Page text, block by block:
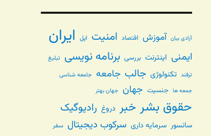
آزادی بیان آموزش اقتصاد امنیت اپل ایران
ایمنی اینترنت بررسی برنامه نویسی تبلیغ
ترفند تکنولوژی جالب جامعه جامعه شناسی
جمعه ها جنسیت جهان جهان بهتر
حقوق بشر خبر دروغ رادیوگیک
سانسور سرمایه داری سرکوب دیجیتال سفر